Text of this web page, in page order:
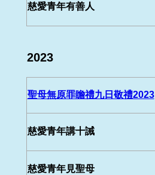
慈愛青年有善人
2023
聖母無原罪瞻禮九日敬禮2023
慈愛青年講十誡
慈愛青年見聖母